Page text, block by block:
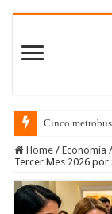
Cinco
Home / Economía /
Tercer Mes 2026